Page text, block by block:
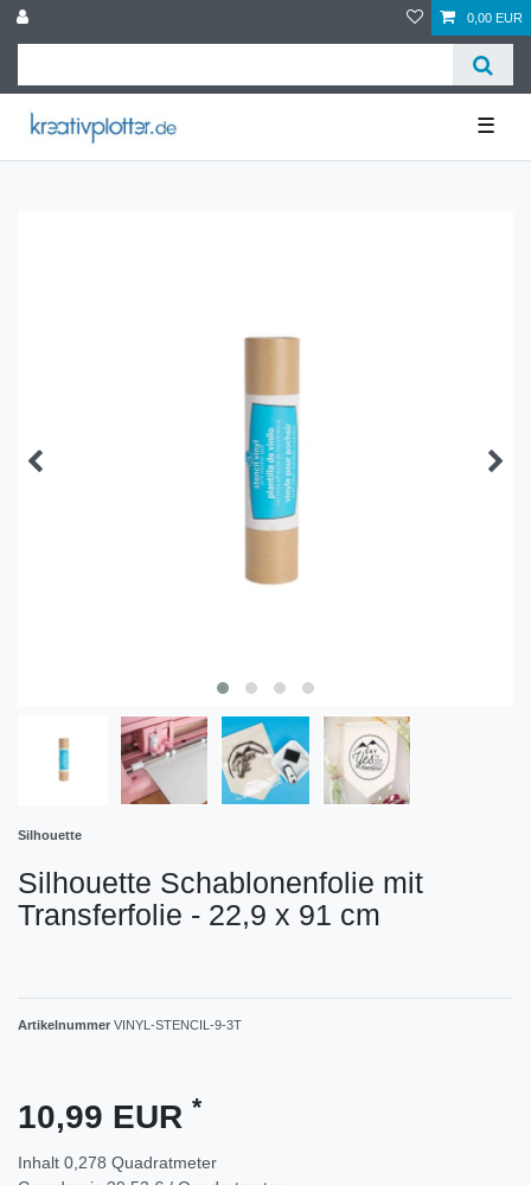
0,00 EUR
☰
Silhouette
Silhouette Schablonenfolie mit
Transferfolie - 22,9 x 91 cm
Artikelnummer VINYL-STENCIL-9-3T
10,99 EUR *
Inhalt 0,278 Quadratmeter